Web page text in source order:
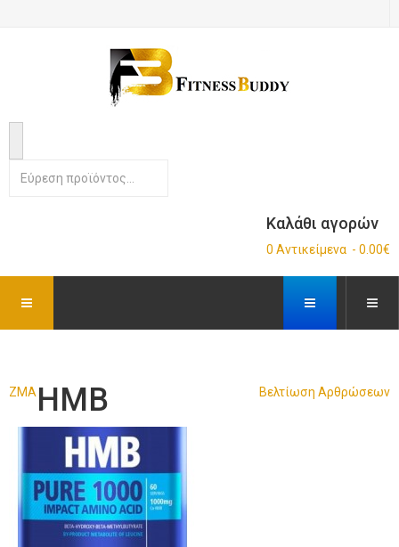
Καλάθι αγορών
0 Αντικείμενα - 0.00€
ZMA Βελτίωση Αρθρώσεων
HMB